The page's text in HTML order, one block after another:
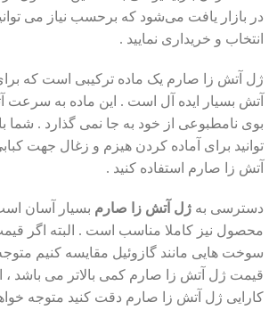
در بازار یافت می‌شود که برحسب نیاز می توانید
انتخاب و خریداری نمایید .
ژل آتش زا صارم یک ماده ترکیبی است که
آتش بسیار ایده آل است . این ماده به سرعت
بوی نامطبوعی از خود به جا نمی گذارد . شما
توانید برای آماده کردن هیزم و زغال جهت
آتش زا صارم استفاده کنید .
دسترسی به ژل آتش زا صارم بسیار آسان
محصول نیز کاملا مناسب است . البته اگر
سوخت هایی مانند گازوئیل مقایسه کنیم
قیمت ژل آتش زا صارم کمی بالاتر می باشد ،
کارایی ژل آتش زا صارم دقت کنید متوجه